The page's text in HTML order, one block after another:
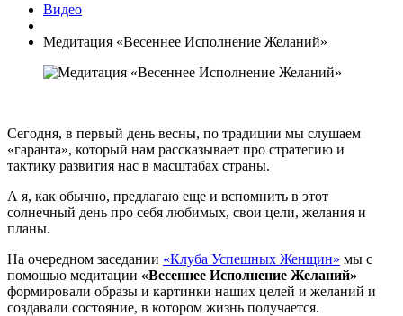
Видео
Медитация «Весеннее Исполнение Желаний»
Сегодня, в первый день весны, по традиции мы слушаем
«гаранта», который нам рассказывает про стратегию и
тактику развития нас в масштабах страны.
А я, как обычно, предлагаю еще и вспомнить в этот
солнечный день про себя любимых, свои цели, желания и
планы.
На очередном заседании «Клуба Успешных Женщин» мы с
помощью медитации «Весеннее Исполнение Желаний»
формировали образы и картинки наших целей и желаний и
создавали состояние, в котором жизнь получается.